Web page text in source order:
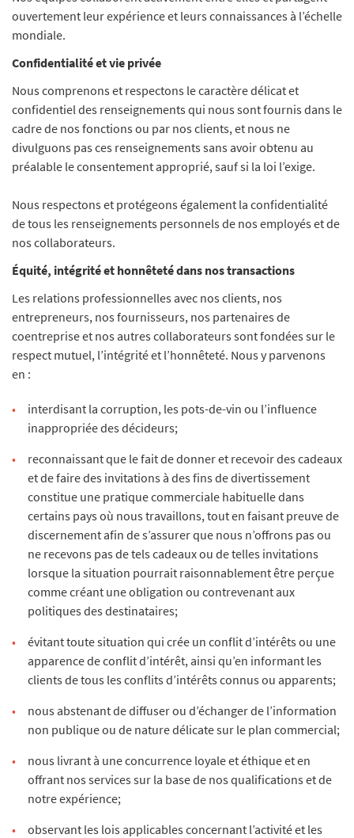
ouvertement leur expérience et leurs connaissances à l’échelle
mondiale.
Confidentialité et vie privée
Nous comprenons et respectons le caractère délicat et
confidentiel des renseignements qui nous sont fournis dans le
cadre de nos fonctions ou par nos clients, et nous ne
divulguons pas ces renseignements sans avoir obtenu au
préalable le consentement approprié, sauf si la loi l’exige.
Nous respectons et protégeons également la confidentialité
de tous les renseignements personnels de nos employés et de
nos collaborateurs.
Équité, intégrité et honnêteté dans nos transactions
Les relations professionnelles avec nos clients, nos
entrepreneurs, nos fournisseurs, nos partenaires de
coentreprise et nos autres collaborateurs sont fondées sur le
respect mutuel, l’intégrité et l’honnêteté. Nous y parvenons
en :
interdisant la corruption, les pots-de-vin ou l’influence
inappropriée des décideurs;
reconnaissant que le fait de donner et recevoir des cadeaux
et de faire des invitations à des fins de divertissement
constitue une pratique commerciale habituelle dans
certains pays où nous travaillons, tout en faisant preuve de
discernement afin de s’assurer que nous n’offrons pas ou
ne recevons pas de tels cadeaux ou de telles invitations
lorsque la situation pourrait raisonnablement être perçue
comme créant une obligation ou contrevenant aux
politiques des destinataires;
évitant toute situation qui crée un conflit d’intérêts ou une
apparence de conflit d’intérêt, ainsi qu’en informant les
clients de tous les conflits d’intérêts connus ou apparents;
nous abstenant de diffuser ou d’échanger de l’information
non publique ou de nature délicate sur le plan commercial;
nous livrant à une concurrence loyale et éthique et en
offrant nos services sur la base de nos qualifications et de
notre expérience;
observant les lois applicables concernant l’activité et les